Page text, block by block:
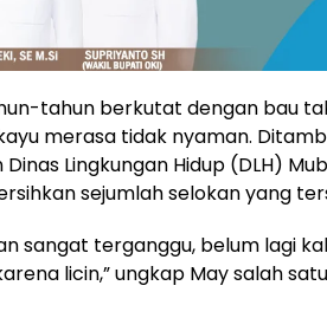
tahun berkutat dengan bau
merasa tidak nyaman.
Lingkungan Hidup (DLH)
sejumlah selokan yang
sangat terganggu, belum lagi
licin,” ungkap May salah